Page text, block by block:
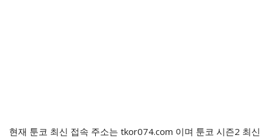
현재 툰코 최신 접속 주소는 tkor074.com 이며 툰코 시즌2 최신